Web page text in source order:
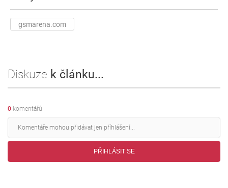
gsmarena.com
Diskuze k článku...
0 komentářů
PŘIHLÁSIT SE